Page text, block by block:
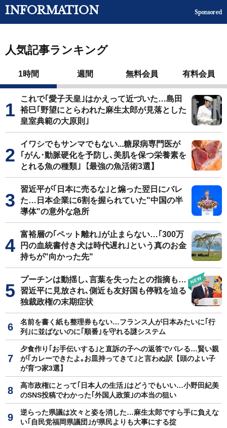
INFORMATION Sponsored
人気記事ランキング
1時間 週間 無料会員 有料会員
これで｢愛子天皇｣はかえって近づいた…島田
裕巳｢野望にとらわれた麻生太郎が見落とした
皇室典範の大原則｣
イワシでもサンマでもない...糖尿病専門医が
｢がん･動脈硬化を予防し､美肌を保つ栄養素を
とれる魚の種類｣【最強の魚活術3選】
習近平が｢日本に売るな｣と煽った翌日にバレ
た…日本企業に6割を握られていた"中国の半
導体"の意外な急所
富裕層の｢ペット離れ｣が止まらない…｢300万
円の血統書付き犬は時代遅れ｣という真のお金
持ちが"向かった先"
プーチンは動揺し､言葉を失ったとの指摘も…
習近平に見放され､側近も友好国も停戦を迫る
独裁政権の末期症状
名前を書く紙も整理券もない…フランス人が日本みたいに｢行
列｣に並ばないのに｢順番｣を守れる謎システム
夕食作り｢お手伝いする｣と直訴の子への返答でバレる…賢い親
が｢カレーできたよ｡お皿持ってきて｣と言わぬ訳【頭のよい子
が育つ家3選】
高市政権にとって｢日本人の生活｣はどうでもいい…小野田紀美
のSNS投稿でわかった｢外国人政策｣の本当の狙い
逆らった県議は次々と姿を消した…麻生太郎ですら手に負えな
い｢自民党福岡県議団｣が県民よりも大事にする掟